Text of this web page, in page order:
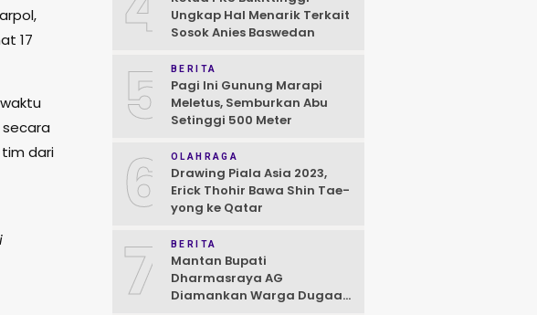
17
secara
dari
Ungkap Hal Menarik Terkait
Sosok Anies Baswedan
5 BERITA
Pagi Ini Gunung Marapi
Meletus, Semburkan Abu
Setinggi 500 Meter
6 OLAHRAGA
Drawing Piala Asia 2023,
Erick Thohir Bawa Shin Tae-
yong ke Qatar
7 BERITA
Mantan Bupati
Dharmasraya AG
Diamankan Warga Dugaan